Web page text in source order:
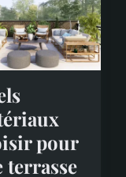
pour
terrasse